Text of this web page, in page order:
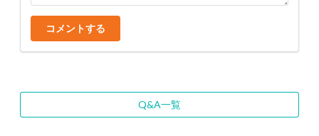
コメントする
Q&A一覧